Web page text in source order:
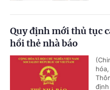
Quy định mới thủ tục
hồi thẻ nhà báo